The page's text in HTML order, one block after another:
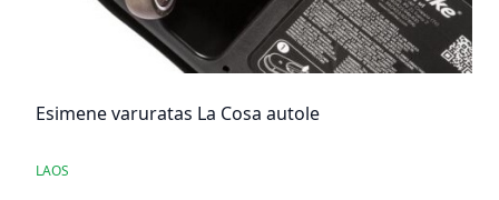
Esimene varuratas La Cosa autole
LAOS